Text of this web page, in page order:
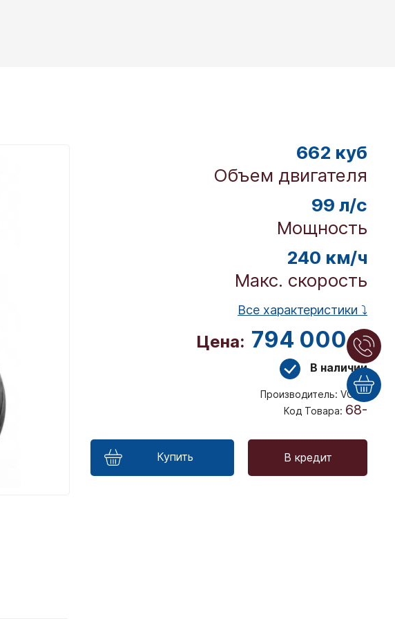
662 куб
Объем двигателя
99 л/с
Мощность
240 км/ч
Макс. скорость
Все характеристики ⤵
Цена: 794 000 ₽
В наличии
Производитель: VOGE
Код Товара: 68-
Купить В кредит